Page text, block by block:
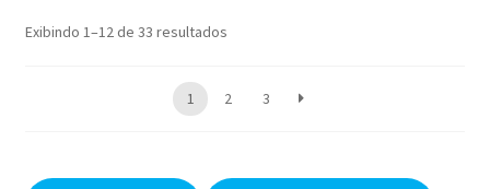
Exibindo 1–12 de 33 resultados
1 2 3